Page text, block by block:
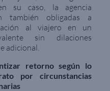
su caso, la agencia
también obligadas a
al viajero en un
sin dilaciones
adicional.
retorno según lo
por circunstancias